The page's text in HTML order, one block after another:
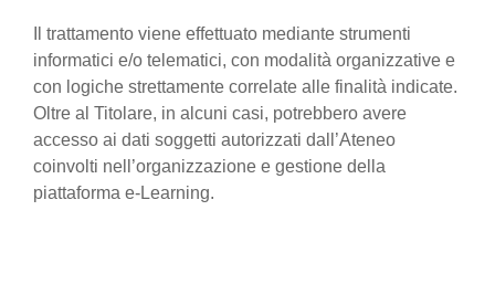
Il trattamento viene effettuato mediante strumenti
informatici e/o telematici, con modalità organizzative e
con logiche strettamente correlate alle finalità indicate.
Oltre al Titolare, in alcuni casi, potrebbero avere
accesso ai dati soggetti autorizzati dall’Ateneo
coinvolti nell’organizzazione e gestione della
piattaforma e-Learning.